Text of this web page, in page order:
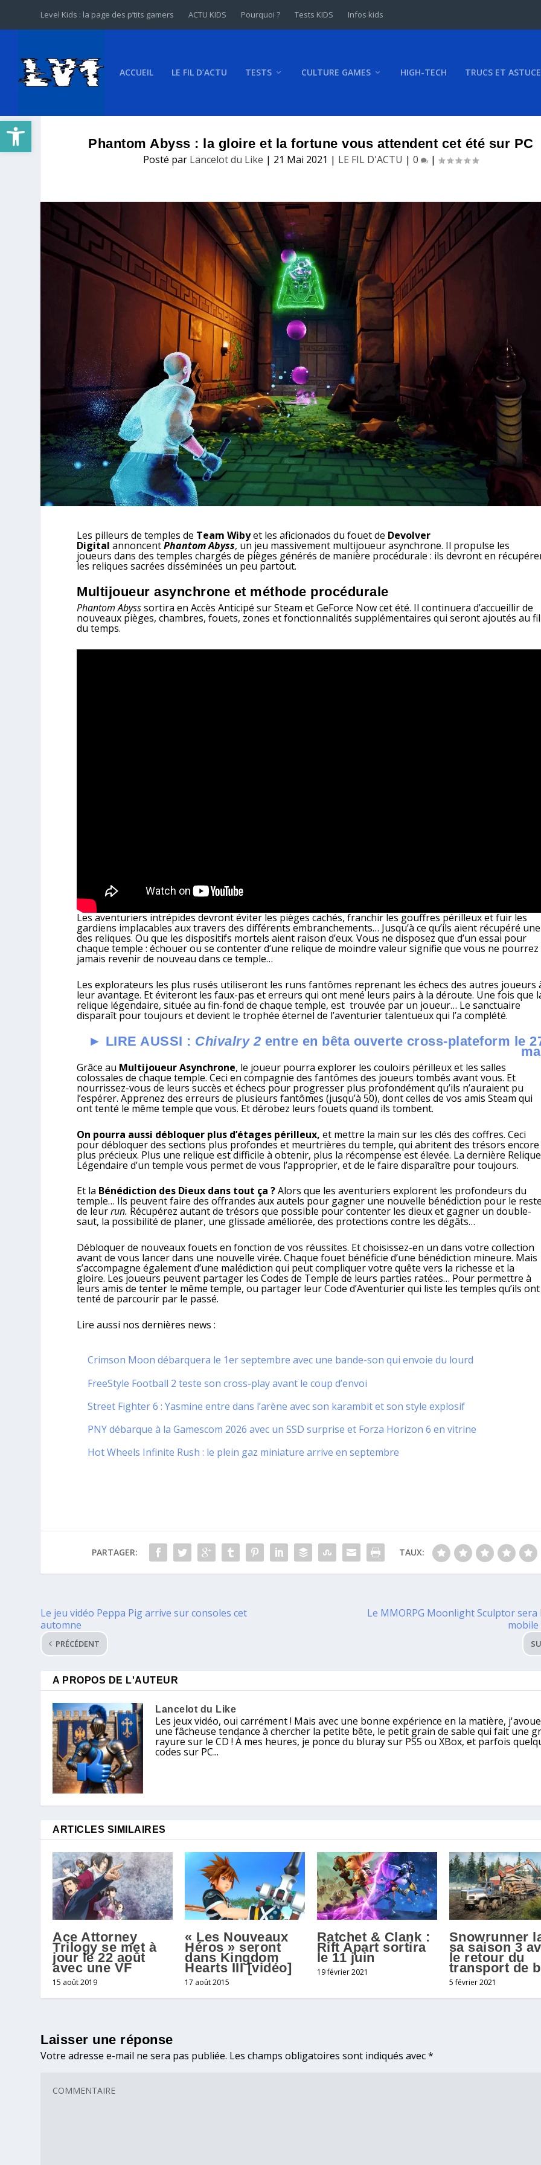
Ouvrir la barre d’outils
Level Kids : la page des p’tits gamers ACTU KIDS Pourquoi ? Tests KIDS Infos kids
ACCUEIL LE FIL D’ACTU TESTS CULTURE GAMES HIGH-TECH TRUCS ET
Phantom Abyss : la gloire et la fortune vous attendent cet été sur PC
Posté par Lancelot du Like | 21 Mai 2021 | LE FIL D'ACTU |0 |
Les pilleurs de temples de Team Wibyet les aficionados du fouet de Devolver
DigitalannoncentPhantom Abyss, un jeu massivement multijoueur asynchrone. Il propulse les
joueurs dans des temples chargés de pièges générés de manière procédurale : ils devront en
les reliques sacrées disséminées un peu partout.
Multijoueur asynchrone et méthode procédurale
Phantom Abysssortira en Accès Anticipé sur Steam et GeForce Now cet été. Il continuera d’accueillir de
nouveaux pièges, chambres, fouets, zones et fonctionnalités supplémentaires qui seront ajoutés au fil
du temps.
Les aventuriers intrépides devront éviter les pièges cachés, franchir les gouffres périlleux et fuir les
gardiens implacables aux travers des différents embranchements… Jusqu’à ce qu’ils aient récupéré une
des reliques. Ou que les dispositifs mortels aient raison d’eux. Vous ne disposez que d’un essai pour
chaque temple : échouer ou se contenter d’une relique de moindre valeur signifie que vous ne pourrez
jamais revenir de nouveau dans ce temple…
Les explorateurs les plus rusés utiliseront les runs fantômes reprenant les échecs des autres joueurs
leur avantage. Et éviteront les faux-pas et erreurs qui ont mené leurs pairs à la déroute. Une fois que
relique légendaire, située au fin-fond de chaque temple, est trouvée par un joueur… Le sanctuaire
disparaît pour toujours et devient le trophée éternel de l’aventurier talentueux qui l’a complété.
► LIRE AUSSI : Chivalry 2 entre en bêta ouverte cross-plateform le
Grâce au Multijoueur Asynchrone, le joueur pourra explorer les couloirs périlleux et les salles
colossales de chaque temple. Ceci en compagnie des fantômes des joueurs tombés avant vous. Et
nourrissez-vous de leurs succès et échecs pour progresser plus profondément qu’ils n’auraient pu
l’espérer. Apprenez des erreurs de plusieurs fantômes (jusqu’à 50), dont celles de vos amis Steam qui
ont tenté le même temple que vous. Et dérobez leurs fouets quand ils tombent.
On pourra aussi débloquer plus d’étages périlleux,et mettre la main sur les clés des coffres. Ceci
pour débloquer des sections plus profondes et meurtrières du temple, qui abritent des trésors encore
plus précieux. Plus une relique est difficile à obtenir, plus la récompense est élevée. La dernière Relique
Légendaire d’un temple vous permet de vous l’approprier, et de le faire disparaître pour toujours.
Et la Bénédiction des Dieux dans tout ça ?Alors que les aventuriers explorent les profondeurs du
temple… Ils peuvent faire des offrandes aux autels pour gagner une nouvelle bénédiction pour le
de leurrun. Récupérez autant de trésors que possible pour contenter les dieux et gagner un double-
saut, la possibilité de planer, une glissade améliorée, des protections contre les dégâts…
Débloquer de nouveaux fouets en fonction de vos réussites. Et choisissez-en un dans votre collection
avant de vous lancer dans une nouvelle virée. Chaque fouet bénéficie d’une bénédiction mineure. Mais
s’accompagne également d’une malédiction qui peut compliquer votre quête vers la richesse et la
gloire. Les joueurs peuvent partager les Codes de Temple de leurs parties ratées… Pour permettre à
leurs amis de tenter le même temple, ou partager leur Code d’Aventurier qui liste les temples qu’ils ont
tenté de parcourir par le passé.
Lire aussi nos dernières news :
Crimson Moon débarquera le 1er septembre avec une bande-son qui envoie du lourd
FreeStyle Football 2 teste son cross-play avant le coup d’envoi
Street Fighter 6 : Yasmine entre dans l’arène avec son karambit et son style explosif
PNY débarque à la Gamescom 2026 avec un SSD surprise et Forza Horizon 6 en vitrine
Hot Wheels Infinite Rush : le plein gaz miniature arrive en septembre
PARTAGER: TAUX:
Le jeu vidéo Peppa Pig arrive sur consoles cet
automne
PRÉCÉDENT
Le MMORPG Moonlight Sculptor sera
mobile
A PROPOS DE L'AUTEUR
Lancelot du Like
Les jeux vidéo, oui carrément ! Mais avec une bonne expérience en la matière,
une fâcheuse tendance à chercher la petite bête, le petit grain de sable qui fait une
rayure sur le CD ! À mes heures, je ponce du bluray sur PS5 ou XBox, et parfois
codes sur PC...
ARTICLES SIMILAIRES
Ace Attorney
Trilogy se met à
jour le 22 août
avec une VF
15 août 2019
« Les Nouveaux
Héros » seront
dans Kingdom
Hearts III [vidéo]
17 août 2015
Ratchet & Clank :
Rift Apart sortira
le 11 juin
19 février 2021
Snowrunner
sa saison 3
le retour du
transport de
5 février 2021
Laisser une réponse
Votre adresse e-mail ne sera pas publiée. Les champs obligatoires sont indiqués avec*